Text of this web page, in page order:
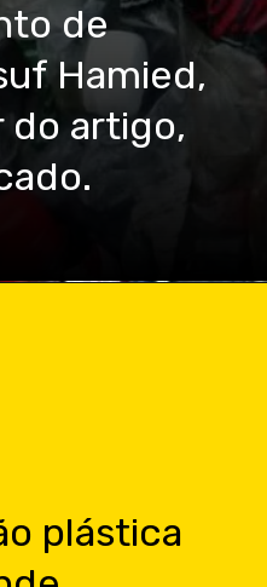
de
Hamied,
do artigo,
plástica